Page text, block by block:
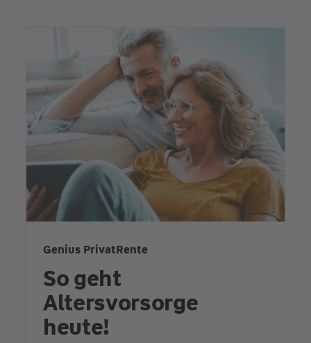
Genius PrivatRente
So geht
Altersvorsorge
heute!